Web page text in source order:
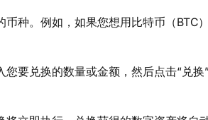
种。例如，如果您想用比特币（BTC
要兑换的数量或金额，然后点击“兑换